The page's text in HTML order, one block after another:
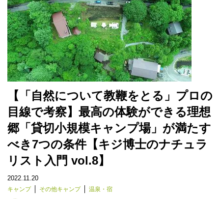
【「自然について教鞭をとる」プロの
目線で考察】最高の体験ができる理想
郷「貸切小規模キャンプ場」が満たす
べき7つの条件【キジ博士のナチュラ
リスト入門 vol.8】
2022.11.20
キャンプ その他キャンプ 温泉・宿